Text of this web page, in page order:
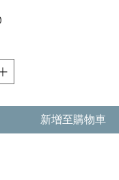
新增至購物車